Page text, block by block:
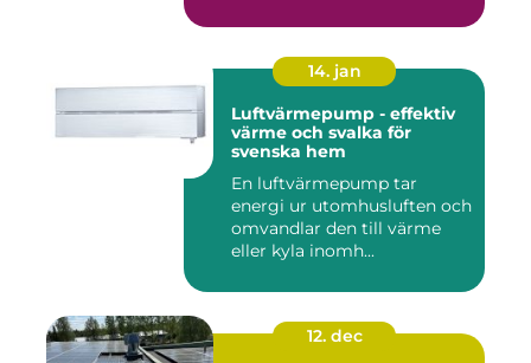
14. jan
Luftvärmepump - effektiv
värme och svalka för
svenska hem
En luftvärmepump tar
energi ur utomhusluften och
omvandlar den till värme
eller kyla inomh...
12. dec